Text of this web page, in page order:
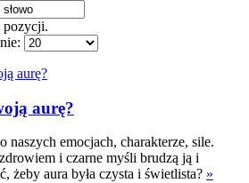
pozycji.
aurę?
naszych emocjach, charakterze, sile.
i czarne myśli brudzą ją i
żeby aura była czysta i świetlista? »